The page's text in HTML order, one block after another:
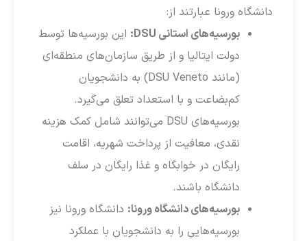
دانشگاه ورونا عبارتند از:
بورسیه‌های استانی DSU:
این بورسیه‌ها توسط
دولت ایتالیا و از طریق سازمان‌های منطقه‌ای
(مانند DSU Veneto) به دانشجویان
کم‌بضاعت و با استعداد تعلق می‌گیرد.
بورسیه‌های DSU می‌توانند شامل کمک هزینه
نقدی، معافیت از پرداخت شهریه، اقامت
رایگان در خوابگاه و غذا رایگان در سلف
دانشگاه باشند.
بورسیه‌های دانشگاه ورونا: دانشگاه ورونا نیز
بورسیه‌هایی را به دانشجویان با عملکرد